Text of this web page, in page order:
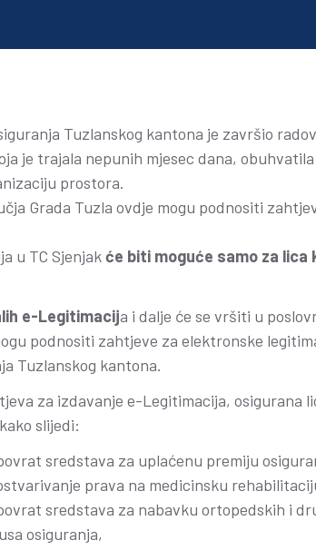
Tuzlanskog kantona je završio
je trajala nepunih mjesec dana,
prostora.
Grada Tuzla ovdje mogu podnositi
u TC Sjenjakće biti moguće samo za
e-Legitimacija i dalje će se vršiti u
podnositi zahtjeve za elektronske
Tuzlanskog kantona.
za izdavanje e-Legitimacija, osigurana
slijedi:
sredstava za uplaćenu premiju
prava na medicinsku
sredstava za nabavku ortopedskih i
osiguranja,